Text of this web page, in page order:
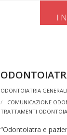
I
ODONTOIATRIA
COMUNICAZIONE
TRATTAMENTI
“Odontoiatra e